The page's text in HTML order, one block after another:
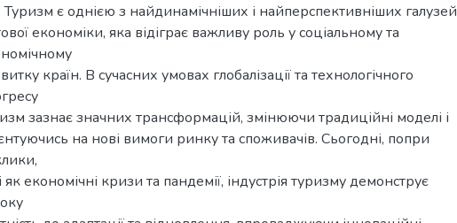
Туризм є однією з найдинамічніших і найперспективніших галузей
економіки, яка відіграє важливу роль у соціальному та
країн. В сучасних умовах глобалізації та технологічного
зазнає значних трансформацій, змінюючи традиційні моделі і
на нові вимоги ринку та споживачів. Сьогодні, попри
як економічні кризи та пандемії, індустрія туризму демонструє